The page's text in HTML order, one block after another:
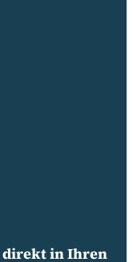
direkt in Ihren